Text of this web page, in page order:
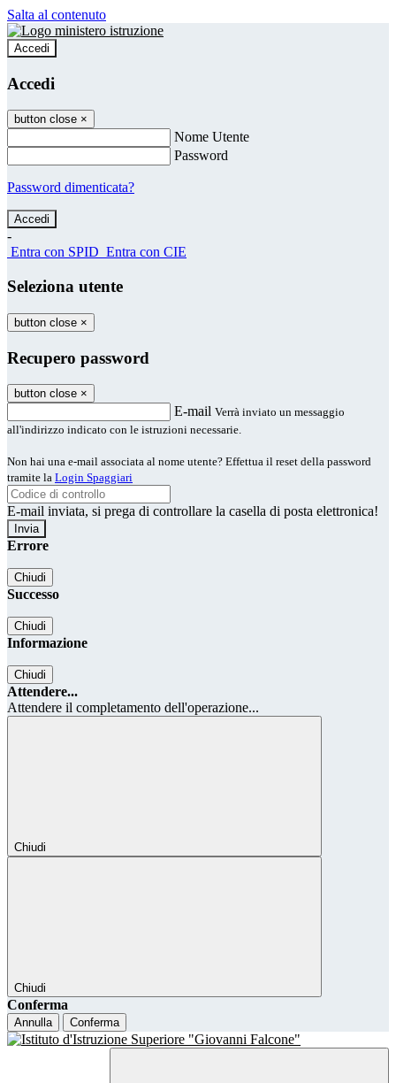
Salta al contenuto
Accedi
Accedi
button close ×
Nome Utente
Password
Password dimenticata?
-
Entra con SPID Entra con CIE
Seleziona utente
button close ×
Recupero password
button close ×
E-mail Verrà inviato un messaggio
all'indirizzo indicato con le istruzioni necessarie.
Non hai una e-mail associata al nome utente? Effettua il reset della password
tramite la Login Spaggiari
E-mail inviata, si prega di controllare la casella di posta elettronica!
Errore
Chiudi
Successo
Chiudi
Informazione
Chiudi
Attendere...
Attendere il completamento dell'operazione...
Chiudi
Chiudi
Conferma
Annulla Conferma